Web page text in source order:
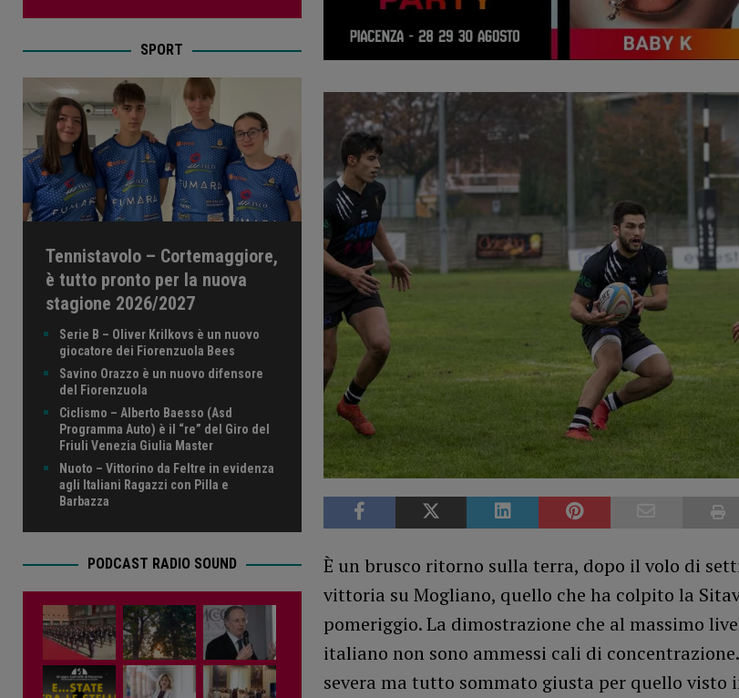
È un brusco ritorno sulla terra, dopo il volo di
vittoria su Mogliano, quello che ha colpito la
pomeriggio. La dimostrazione che al massimo
italiano non sono ammessi cali di
severa ma tutto sommato giusta per quello visto
SPORT
Tennistavolo – Cortemaggiore,
è tutto pronto per la nuova
stagione 2026/2027
Serie B – Oliver Krilkovs è un nuovo
giocatore dei Fiorenzuola Bees
Savino Orazzo è un nuovo difensore
del Fiorenzuola
Ciclismo – Alberto Baesso (Asd
Programma Auto) è il “re” del Giro del
Friuli Venezia Giulia Master
Nuoto – Vittorino da Feltre in evidenza
agli Italiani Ragazzi con Pilla e
Barbazza
PODCAST RADIO SOUND